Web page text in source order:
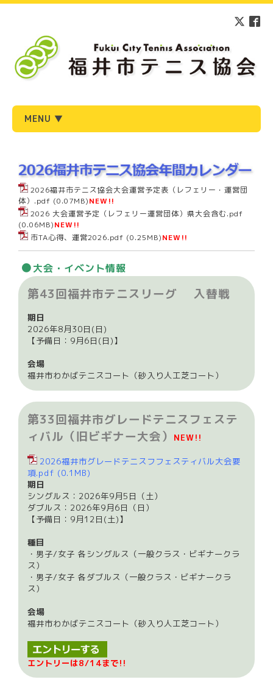
MENU ▼
2026福井市テニス協会大会運営予定表（レフェリー・運営団
体）.pdf (0.07MB)NEW!!
2026 大会運営予定（レフェリー運営団体）県大会含む.pdf
(0.06MB)NEW!!
市TA心得、運営2026.pdf (0.25MB)NEW!!
●大会・イベント情報
第43回福井市テニスリーグ 入替戦
期日
2026年8月30日(日)
【予備日：9月6日(日)】
会場
福井市わかばテニスコート（砂入り人工芝コート）
第33回福井市グレードテニスフェステ
ィバル（旧ビギナー大会）
NEW!!
2026福井市グレードテニスフフェスティバル大会要
項.pdf (0.1MB)
期日
シングルス：2026年9月5日（土）
ダブルス：2026年9月6日（日）
【予備日：9月12日(土)】
種目
・男子/女子 各シングルス（一般クラス・ビギナークラ
ス）
・男子/女子 各ダブルス（一般クラス・ビギナークラ
ス）
会場
福井市わかばテニスコート（砂入り人工芝コート）
エントリーは8/14まで!!